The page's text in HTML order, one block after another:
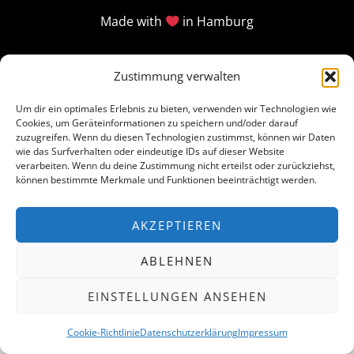
Zustimmung verwalten
Um dir ein optimales Erlebnis zu bieten, verwenden wir Technologien wie
Cookies, um Geräteinformationen zu speichern und/oder darauf
zuzugreifen. Wenn du diesen Technologien zustimmst, können wir Daten
wie das Surfverhalten oder eindeutige IDs auf dieser Website
verarbeiten. Wenn du deine Zustimmung nicht erteilst oder zurückziehst,
können bestimmte Merkmale und Funktionen beeinträchtigt werden.
AKZEPTIEREN
ABLEHNEN
EINSTELLUNGEN ANSEHEN
Cookie-RichtlinieDatenschutzerklärungImpressum
Made with in Hamburg